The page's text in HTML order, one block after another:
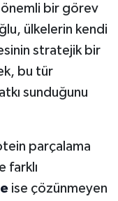
önemli bir görev
ülkelerin kendi
stratejik bir
bu tür
sunduğunu
parçalama
farklı
ise çözünmeyen